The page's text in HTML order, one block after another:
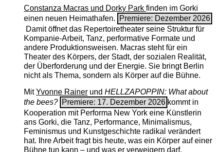
Constanza Macras und Dorky Park finden im Gorki
einen neuen Heimathafen.
Premiere: Dezember 2026
Damit öffnet das Repertoiretheater seine Struktur für
Kompanie-Arbeit, Tanz, performative Formate und
andere Produktionsweisen. Macras steht für ein
Theater des Körpers, der Stadt, der sozialen Realität,
der Überforderung und der Energie. Sie bringt Berlin
nicht als Thema, sondern als Körper auf die Bühne.
MitYvonne Rainerund HELLZAPOPPIN: What about
the bees? Premiere: 17. Dezember 2026 kommt in
Kooperation mit Performa New York eine Künstlerin
ans Gorki, die Tanz, Performance, Minimalismus,
Feminismus und Kunstgeschichte radikal verändert
hat. Ihre Arbeit fragt bis heute, was ein Körper auf einer
Bühne tun kann – und was er verweigern darf.